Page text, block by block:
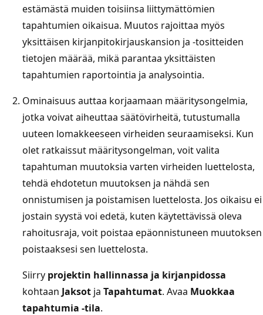
estämästä muiden toisiinsa liittymättömien
tapahtumien oikaisua. Muutos rajoittaa myös
yksittäisen kirjanpitokirjauskansion ja -tositteiden
tietojen määrää, mikä parantaa yksittäisten
tapahtumien raportointia ja analysointia.
Ominaisuus auttaa korjaamaan määritysongelmia,
jotka voivat aiheuttaa säätövirheitä, tutustumalla
uuteen lomakkeeseen virheiden seuraamiseksi. Kun
olet ratkaissut määritysongelman, voit valita
tapahtuman muutoksia varten virheiden luettelosta,
tehdä ehdotetun muutoksen ja nähdä sen
onnistumisen ja poistamisen luettelosta. Jos oikaisu ei
jostain syystä voi edetä, kuten käytettävissä oleva
rahoitusraja, voit poistaa epäonnistuneen muutoksen
poistaaksesi sen luettelosta.
Siirry projektin hallinnassa ja kirjanpidossa
kohtaan Jaksot ja Tapahtumat. Avaa Muokkaa
tapahtumia -tila.